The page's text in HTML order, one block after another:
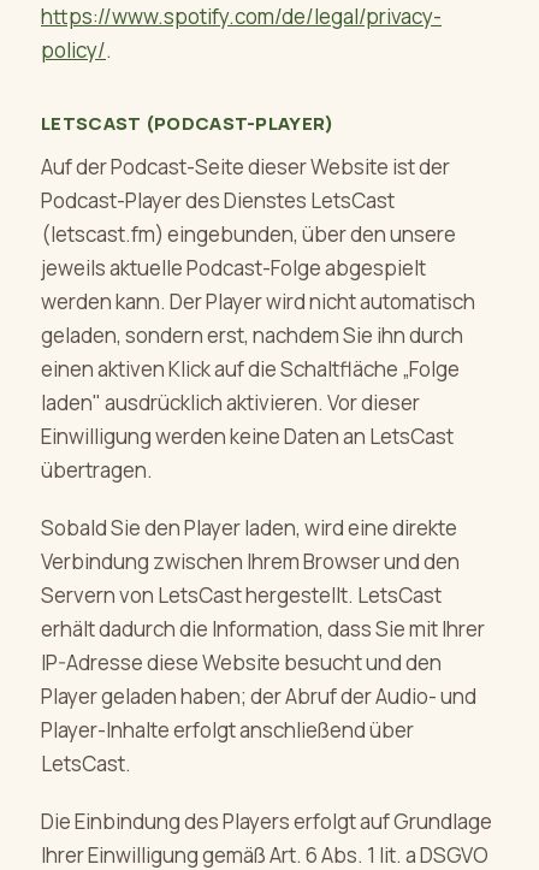
https://www.spotify.com/de/legal/privacy-
policy/.
LETSCAST (PODCAST-PLAYER)
Auf der Podcast-Seite dieser Website ist der
Podcast-Player des Dienstes LetsCast
(letscast.fm) eingebunden, über den unsere
jeweils aktuelle Podcast-Folge abgespielt
werden kann. Der Player wird nicht automatisch
geladen, sondern erst, nachdem Sie ihn durch
einen aktiven Klick auf die Schaltfläche „Folge
laden" ausdrücklich aktivieren. Vor dieser
Einwilligung werden keine Daten an LetsCast
übertragen.
Sobald Sie den Player laden, wird eine direkte
Verbindung zwischen Ihrem Browser und den
Servern von LetsCast hergestellt. LetsCast
erhält dadurch die Information, dass Sie mit Ihrer
IP-Adresse diese Website besucht und den
Player geladen haben; der Abruf der Audio- und
Player-Inhalte erfolgt anschließend über
LetsCast.
Die Einbindung des Players erfolgt auf Grundlage
Ihrer Einwilligung gemäß Art. 6 Abs. 1 lit. a DSGVO